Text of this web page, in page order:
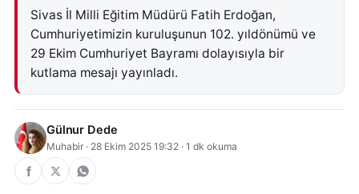
Sivas İl Milli Eğitim Müdürü Fatih Erdoğan,
Cumhuriyetimizin kuruluşunun 102. yıldönümü ve
29 Ekim Cumhuriyet Bayramı dolayısıyla bir
kutlama mesajı yayınladı.
Gülnur Dede
Muhabir · 28 Ekim 2025 19:32 · 1 dk okuma